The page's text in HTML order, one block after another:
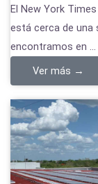
El New York
está cerca de una
encontramos en ...
Ver más →